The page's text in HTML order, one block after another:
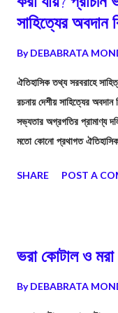
সাহিত্যের
ByDEBABRATA
ঐতিহাসিক তথ্য সরবরাহে
রচনায় দেশীয় সাহিত্যের
সভ্যতার অগ্রগতির প্রামাণ্য
মতো কোনো প্রথাগত
নয়। প্রাচীন ভারতের মুনি-ঋষি
SHARE POST A
ভরা কোটাল ও মরা
ByDEBABRATA